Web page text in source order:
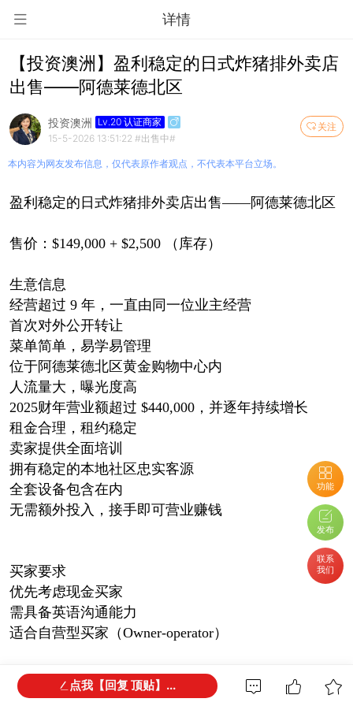
详情
功能
发布
联系
我们
【投资澳洲】盈利稳定的日式炸猪排外卖店
出售——阿德莱德北区
关注
投资澳洲 Lv.20 认证商家
15-5-2026 13:51:22 #出售中#
本内容为网友发布信息，仅代表原作者观点，不代表本平台立场。
盈利稳定的日式炸猪排外卖店出售——阿德莱德北区
售价：$149,000 + $2,500 （库存）
生意信息
经营超过 9 年，一直由同一位业主经营
首次对外公开转让
菜单简单，易学易管理
位于阿德莱德北区黄金购物中心内
人流量大，曝光度高
2025财年营业额超过 $440,000，并逐年持续增长
租金合理，租约稳定
卖家提供全面培训
拥有稳定的本地社区忠实客源
全套设备包含在内
无需额外投入，接手即可营业赚钱
买家要求
优先考虑现金买家
需具备英语沟通能力
适合自营型买家（Owner-operator）
欢迎联系经纪人唐义灵
点我【回复 顶贴】...